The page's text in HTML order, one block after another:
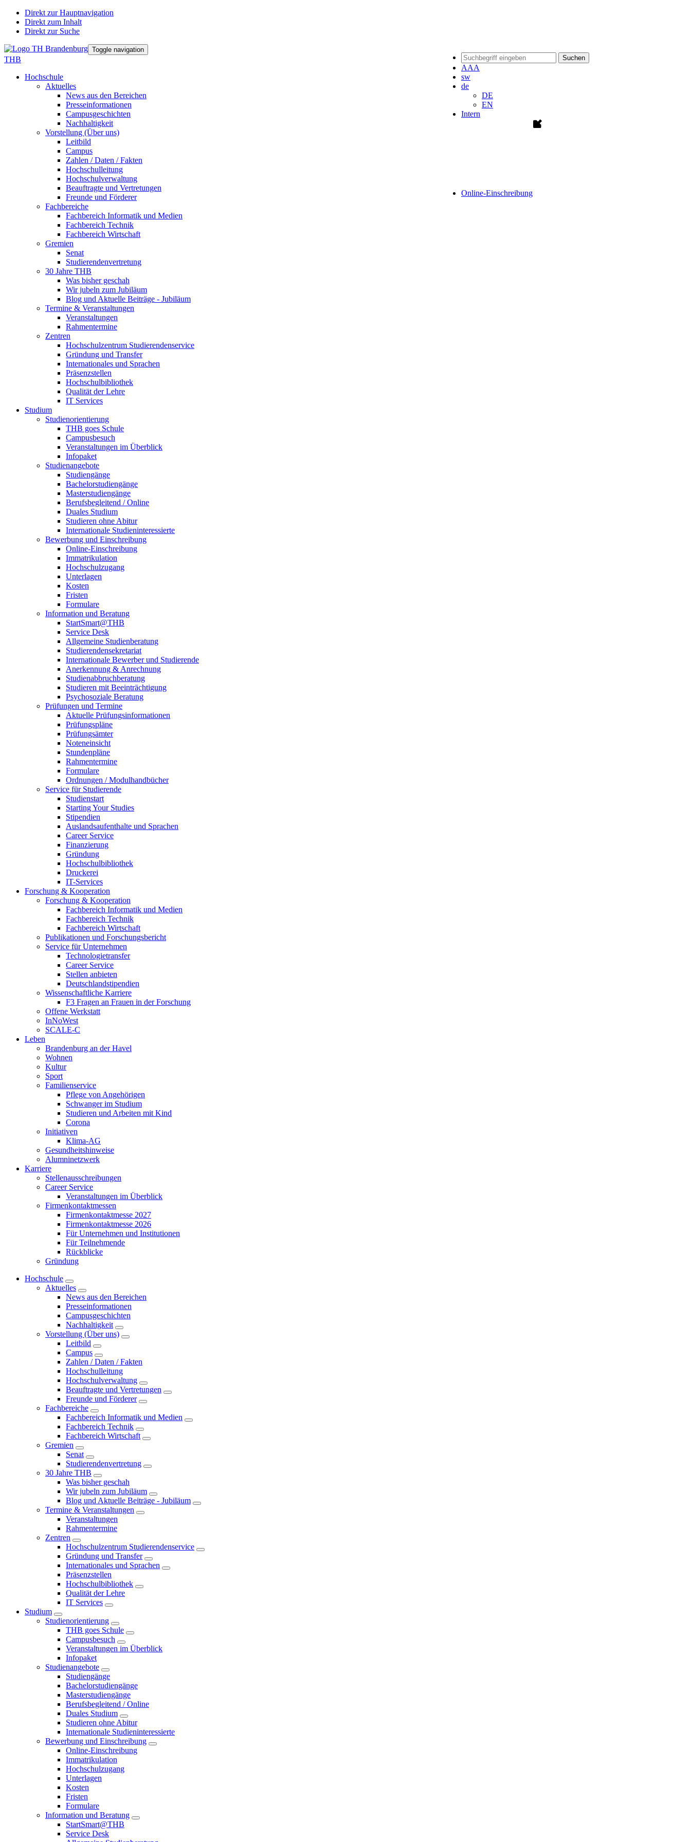
Direkt zur Hauptnavigation
Direkt zum Inhalt
Direkt zur Suche
Suchen
AAA
sw
de
DE
EN
Intern
Online-Einschreibung
Toggle navigation
THB
Hochschule
Aktuelles
News aus den Bereichen
Presseinformationen
Campusgeschichten
Nachhaltigkeit
Vorstellung (Über uns)
Leitbild
Campus
Zahlen / Daten / Fakten
Hochschulleitung
Hochschulverwaltung
Beauftragte und Vertretungen
Freunde und Förderer
Fachbereiche
Fachbereich Informatik und Medien
Fachbereich Technik
Fachbereich Wirtschaft
Gremien
Senat
Studierendenvertretung
30 Jahre THB
Was bisher geschah
Wir jubeln zum Jubiläum
Blog und Aktuelle Beiträge - Jubiläum
Termine & Veranstaltungen
Veranstaltungen
Rahmentermine
Zentren
Hochschulzentrum Studierendenservice
Gründung und Transfer
Internationales und Sprachen
Präsenzstellen
Hochschulbibliothek
Qualität der Lehre
IT Services
Studium
Studienorientierung
THB goes Schule
Campusbesuch
Veranstaltungen im Überblick
Infopaket
Studienangebote
Studiengänge
Bachelorstudiengänge
Masterstudiengänge
Berufsbegleitend / Online
Duales Studium
Studieren ohne Abitur
Internationale Studieninteressierte
Bewerbung und Einschreibung
Online-Einschreibung
Immatrikulation
Hochschulzugang
Unterlagen
Kosten
Fristen
Formulare
Information und Beratung
StartSmart@THB
Service Desk
Allgemeine Studienberatung
Studierendensekretariat
Internationale Bewerber und Studierende
Anerkennung & Anrechnung
Studienabbruchberatung
Studieren mit Beeinträchtigung
Psychosoziale Beratung
Prüfungen und Termine
Aktuelle Prüfungsinformationen
Prüfungspläne
Prüfungsämter
Noteneinsicht
Stundenpläne
Rahmentermine
Formulare
Ordnungen / Modulhandbücher
Service für Studierende
Studienstart
Starting Your Studies
Stipendien
Auslandsaufenthalte und Sprachen
Career Service
Finanzierung
Gründung
Hochschulbibliothek
Druckerei
IT-Services
Forschung & Kooperation
Forschung & Kooperation
Fachbereich Informatik und Medien
Fachbereich Technik
Fachbereich Wirtschaft
Publikationen und Forschungsbericht
Service für Unternehmen
Technologietransfer
Career Service
Stellen anbieten
Deutschlandstipendien
Wissenschaftliche Karriere
F3 Fragen an Frauen in der Forschung
Offene Werkstatt
InNoWest
SCALE-C
Leben
Brandenburg an der Havel
Wohnen
Kultur
Sport
Familienservice
Pflege von Angehörigen
Schwanger im Studium
Studieren und Arbeiten mit Kind
Corona
Initiativen
Klima-AG
Gesundheitshinweise
Alumninetzwerk
Karriere
Stellenausschreibungen
Career Service
Veranstaltungen im Überblick
Firmenkontaktmessen
Firmenkontaktmesse 2027
Firmenkontaktmesse 2026
Für Unternehmen und Institutionen
Für Teilnehmende
Rückblicke
Gründung
Hochschule
Aktuelles
News aus den Bereichen
Presseinformationen
Campusgeschichten
Nachhaltigkeit
Vorstellung (Über uns)
Leitbild
Campus
Zahlen / Daten / Fakten
Hochschulleitung
Hochschulverwaltung
Beauftragte und Vertretungen
Freunde und Förderer
Fachbereiche
Fachbereich Informatik und Medien
Fachbereich Technik
Fachbereich Wirtschaft
Gremien
Senat
Studierendenvertretung
30 Jahre THB
Was bisher geschah
Wir jubeln zum Jubiläum
Blog und Aktuelle Beiträge - Jubiläum
Termine & Veranstaltungen
Veranstaltungen
Rahmentermine
Zentren
Hochschulzentrum Studierendenservice
Gründung und Transfer
Internationales und Sprachen
Präsenzstellen
Hochschulbibliothek
Qualität der Lehre
IT Services
Studium
Studienorientierung
THB goes Schule
Campusbesuch
Veranstaltungen im Überblick
Infopaket
Studienangebote
Studiengänge
Bachelorstudiengänge
Masterstudiengänge
Berufsbegleitend / Online
Duales Studium
Studieren ohne Abitur
Internationale Studieninteressierte
Bewerbung und Einschreibung
Online-Einschreibung
Immatrikulation
Hochschulzugang
Unterlagen
Kosten
Fristen
Formulare
Information und Beratung
StartSmart@THB
Service Desk